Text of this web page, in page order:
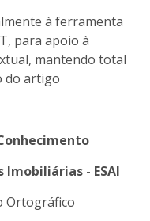
à ferramenta
para apoio à
mantendo total
do artigo
Imobiliárias - ESAI
Ortográfico